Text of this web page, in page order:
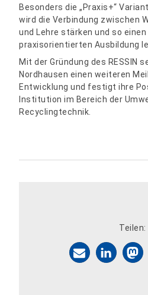
Besonders die „Praxis+“
wird die Verbindung zwischen
und Lehre stärken und so
praxisorientierten Ausbildung
Mit der Gründung des RESSIN
Nordhausen einen weiteren
Entwicklung und festigt ihre
Institution im Bereich der
Recyclingtechnik.
Teilen: